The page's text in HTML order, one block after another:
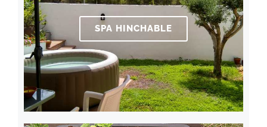
SPA HINCHABLE